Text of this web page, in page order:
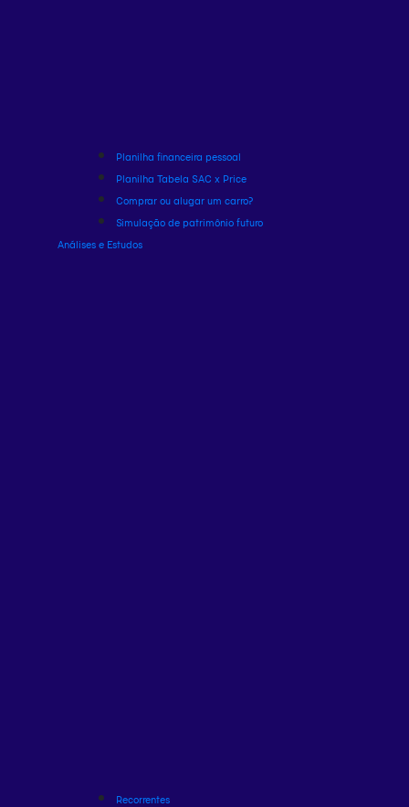
Planilha financeira pessoal
Planilha Tabela SAC x Price
Comprar ou alugar um carro?
Simulação de patrimônio futuro
Análises e Estudos
Recorrentes